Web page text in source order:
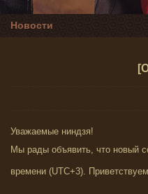
Новости
Уважаемые ниндзя!
Мы рады объявить, что новый
времени (UTC+3).